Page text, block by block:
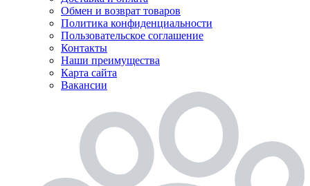
Обмен и возврат товаров
Политика конфиденциальности
Пользовательское соглашение
Контакты
Наши преимущества
Карта сайта
Вакансии